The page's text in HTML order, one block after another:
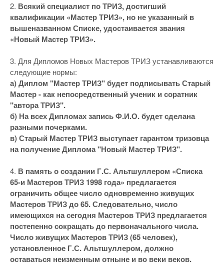
2. Всякий специалист по ТРИЗ, достигший
квалификации «Мастер ТРИЗ», но не указанный в
вышеназванном Списке, удостаивается звания
«Новый Мастер ТРИЗ».
3. Для Дипломов Новых Мастеров ТРИЗ устанавливаются
следующие нормы:
а) Диплом "Мастер ТРИЗ" будет подписывать Старый
Мастер - как непосредственный ученик и соратник
"автора ТРИЗ".
б) На всех Дипломах запись Ф.И.О. будет сделана
разными почерками.
в) Старый Мастер ТРИЗ выступает гарантом тризовца
на получение Диплома "Новый Мастер ТРИЗ".
4. В память о создании Г.С. Альтшуллером «Списка
65-и Мастеров ТРИЗ 1998 года» предлагается
ограничить общее число одновременно живущих
Мастеров ТРИЗ до 65. Следовательно, число
имеющихся на сегодня Мастеров ТРИЗ предлагается
постепенно сокращать до первоначального числа.
Число живущих Мастеров ТРИЗ (65 человек),
установленное Г.С. Альтшуллером, должно
оставаться неизменным отныне и во веки веков.